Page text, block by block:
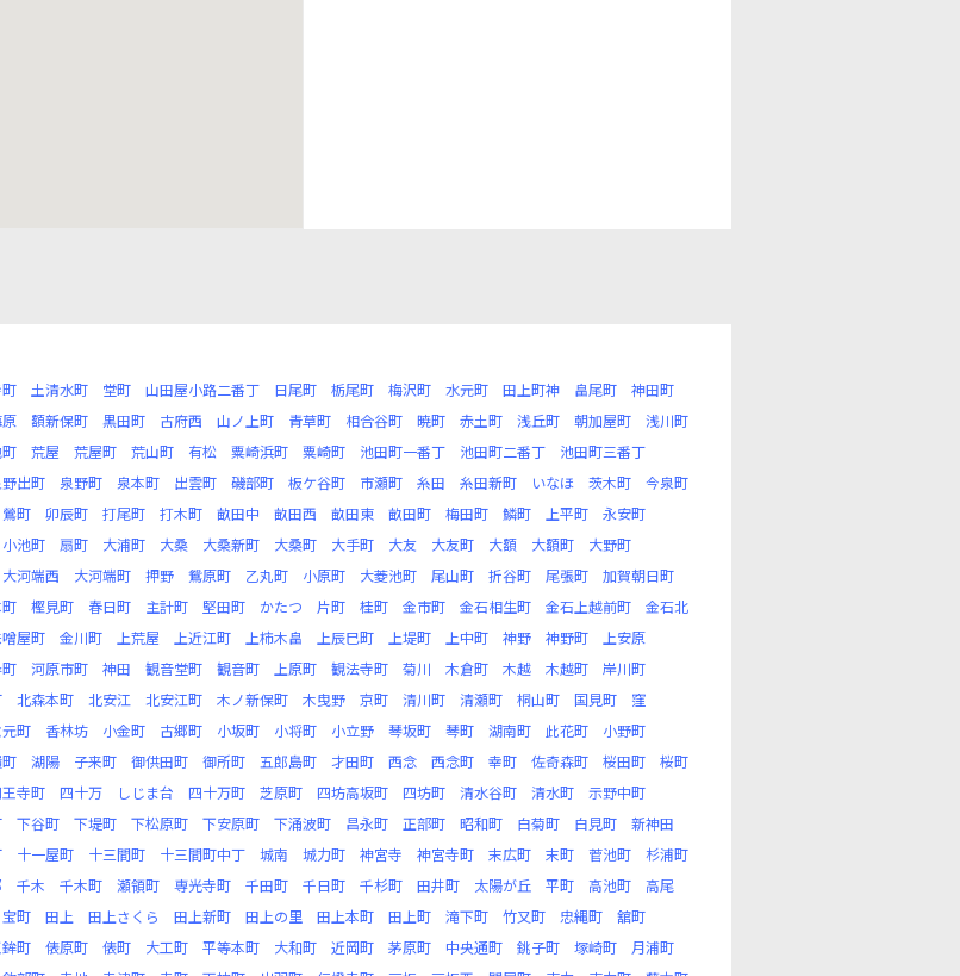
土清水町 堂町 山田屋小路二番丁 日尾町 栃尾町 梅沢町 水元町 田上町神 畠尾町
神田町
額新保町 黒田町 古府西 山ノ上町 青草町 相合谷町 暁町 赤土町 浅丘町 朝加屋町
浅川町
荒屋 荒屋町 荒山町 有松 粟崎浜町 粟崎町 池田町一番丁 池田町二番丁
池田町三番丁
野出町 泉野町 泉本町 出雲町 磯部町 板ケ谷町 市瀬町 糸田 糸田新町 いなほ 茨木町
今泉町
鶯町 卯辰町 打尾町 打木町 畝田中 畝田西 畝田東 畝田町 梅田町 鱗町 上平町
永安町
小池町 扇町 大浦町 大桑 大桑新町 大桑町 大手町 大友 大友町 大額 大額町
大野町
大河端西 大河端町 押野 鴛原町 乙丸町 小原町 大菱池町 尾山町 折谷町 尾張町
加賀朝日町
樫見町 春日町 主計町 堅田町 かたつ 片町 桂町 金市町 金石相生町 金石上越前町
金石北
屋町 金川町 上荒屋 上近江町 上柿木畠 上辰巳町 上堤町 上中町 神野 神野町
上安原
河原市町 神田 観音堂町 観音町 上原町 観法寺町 菊川 木倉町 木越 木越町
岸川町
北森本町 北安江 北安江町 木ノ新保町 木曳野 京町 清川町 清瀬町 桐山町 国見町
窪
町 香林坊 小金町 古郷町 小坂町 小将町 小立野 琴坂町 琴町 湖南町 此花町
小野町
湖陽 子来町 御供田町 御所町 五郎島町 才田町 西念 西念町 幸町 佐奇森町 桜田町
桜町
王寺町 四十万 しじま台 四十万町 芝原町 四坊高坂町 四坊町 清水谷町 清水町
示野中町
下谷町 下堤町 下松原町 下安原町 下涌波町 昌永町 正部町 昭和町 白菊町 白見町
新神田
十一屋町 十三間町 十三間町中丁 城南 城力町 神宮寺 神宮寺町 末広町 末町 菅池町
杉浦町
千木 千木町 瀬領町 専光寺町 千田町 千日町 千杉町 田井町 太陽が丘 平町 高池町
高尾
宝町 田上 田上さくら 田上新町 田上の里 田上本町 田上町 滝下町 竹又町 忠縄町
舘町
町 俵原町 俵町 大工町 平等本町 大和町 近岡町 茅原町 中央通町 銚子町 塚崎町
月浦町